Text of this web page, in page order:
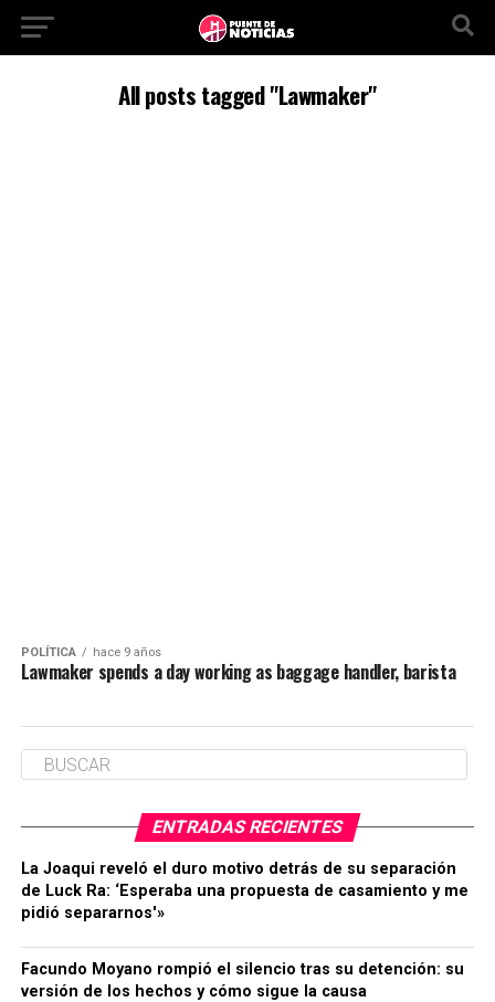
All posts tagged "Lawmaker"
POLÍTICA hace 9 años
Lawmaker spends a day working as baggage handler, barista
ENTRADAS RECIENTES
La Joaqui reveló el duro motivo detrás de su separación
de Luck Ra: ‘Esperaba una propuesta de casamiento y me
pidió separarnos'»
Facundo Moyano rompió el silencio tras su detención: su
versión de los hechos y cómo sigue la causa